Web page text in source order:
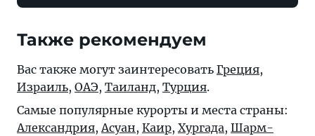
Также рекомендуем
Вас также могут заинтересовать Греция,
Израиль, ОАЭ, Таиланд, Турция.
Самые популярные курорты и места страны:
Александрия,Асуан, Каир, Хургада, Шарм-